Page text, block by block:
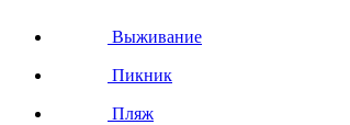
Выживание
Пикник
Пляж